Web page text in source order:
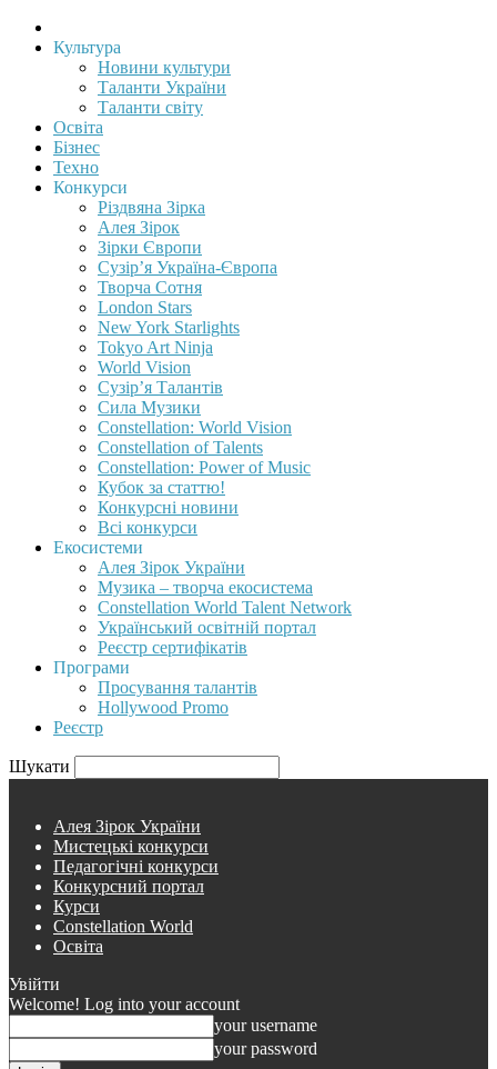
Культура
Новини культури
Таланти України
Таланти світу
Освіта
Бізнес
Техно
Конкурси
Різдвяна Зірка
Алея Зірок
Зірки Європи
Сузір’я Україна-Європа
Творча Сотня
London Stars
New York Starlights
Tokyo Art Ninja
World Vision
Сузір’я Талантів
Сила Музики
Constellation: World Vision
Constellation of Talents
Constellation: Power of Music
Кубок за статтю!
Конкурсні новини
Всі конкурси
Екосистеми
Алея Зірок України
Музика – творча екосистема
Constellation World Talent Network
Український освітній портал
Реєстр сертифікатів
Програми
Просування талантів
Hollywood Promo
Реєстр
Шукати
Алея Зірок України
Мистецькі конкурси
Педагогічні конкурси
Конкурсний портал
Курси
Constellation World
Освіта
Увійти
Welcome! Log into your account
your username
your password